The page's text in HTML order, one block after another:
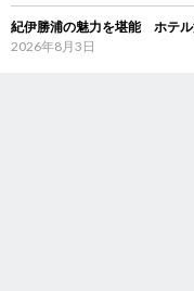
紀伊勝浦の魅力を堪能 ホテ
2026年8月3日